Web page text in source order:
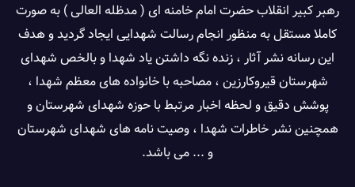
رهبر کبیر انقلاب حضرت امام خامنه ای ( مدظله العالی ) به صورت
کاملا مستقل به منظور انجام رسالت شهدایی ایجاد گردید و هدف
این رسانه نشر آثار ، زنده نگه داشتن یاد شهدا و بالخص شهدای
شهرستان قیروکارزین ، مصاحبه با خانواده های معظم شهدا ،
پوشش دقیق و لحظه اخبار مرتبط با حوزه شهدای شهرستان و
همچنین نشر خاطرات شهدا ، وصیت نامه های شهدای شهرستان
و ... می باشد.